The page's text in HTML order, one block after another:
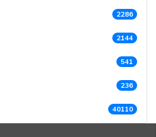
2286
2144
541
236
40110